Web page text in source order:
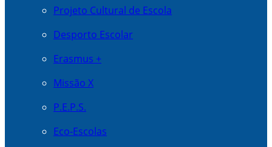
Projeto Cultural de Escola
Desporto Escolar
Erasmus +
Missão X
P.E.P.S.
Eco-Escolas